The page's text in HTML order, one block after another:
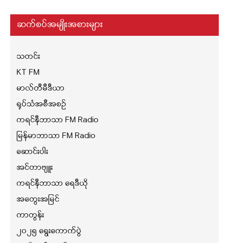
ဆက်စပ်အမျိုးအစားများ
သတင်း
KT FM
မာလ်တီမီဒီယာ
ရုပ်သံအစီအစဉ်
ကရင်နီဘာသာ FM Radio
မြန်မာဘာသာ FM Radio
ဆောင်းပါး
အင်တာဗျူး
ကရင်နီဘာသာ ရေဒီယို
အတွေးအမြင်
ကာတွန်း
၂၀၂၅ ရွေးကောက်ပွဲ